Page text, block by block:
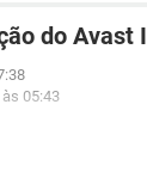
do Avast
05:43